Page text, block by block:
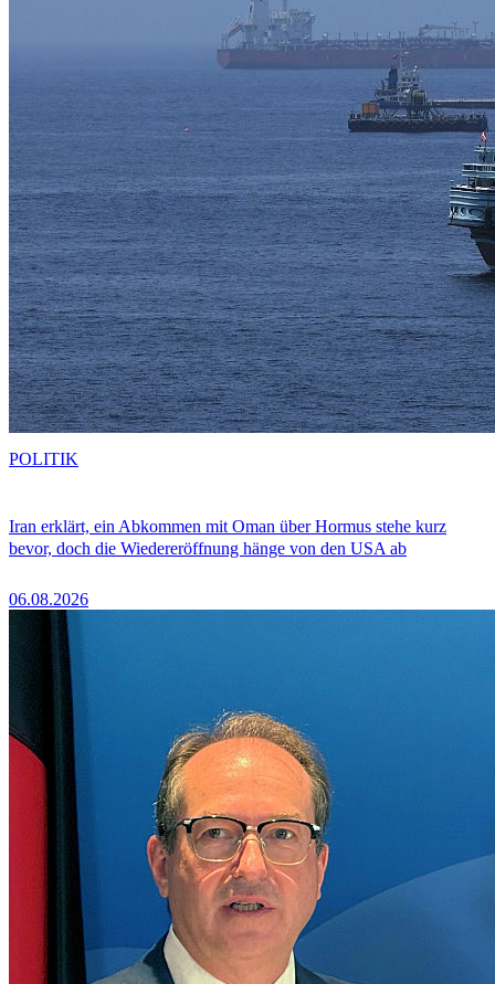
Iran erklärt, ein Abkommen mit Oman über Hormus stehe kurz
bevor, doch die Wiedereröffnung hänge von den USA ab
06.08.2026
POLITIK